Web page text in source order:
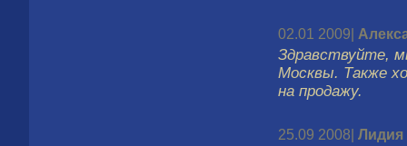
02.01 2009|
Здравствуйте,
Москвы. Также
на продажу.
25.09 2008| Лидия